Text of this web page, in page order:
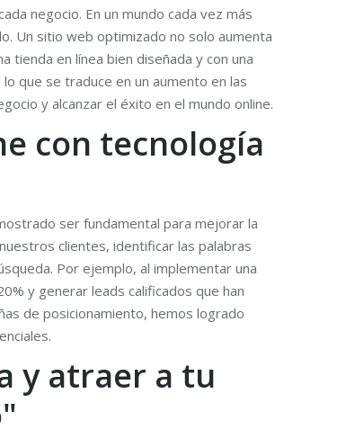
negocio. En un mundo cada vez más
Un sitio web optimizado no solo aumenta
tienda en línea bien diseñada y con una
que se traduce en un aumento en las
y alcanzar el éxito en el mundo online.
con tecnología
ser fundamental para mejorar la
clientes, identificar las palabras
Por ejemplo, al implementar una
y generar leads calificados que han
de posicionamiento, hemos logrado
y atraer a tu